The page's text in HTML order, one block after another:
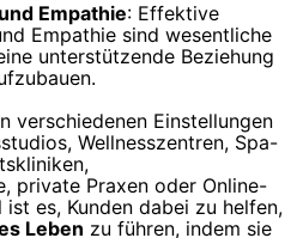
Empathie: Effektive
Empathie sind wesentliche
unterstützende Beziehung
verschiedenen Einstellungen
Wellnesszentren, Spa-
private Praxen oder Online-
es, Kunden dabei zu helfen,
Leben zu führen, indem sie